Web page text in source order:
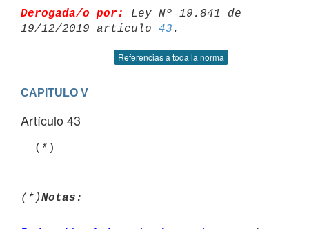
Derogada/o por:
Ley Nº 19.841 de
19/12/2019 artículo 43
Referencias a toda la norma
CAPITULO V
Artículo 43
  (*)
(*)Notas: